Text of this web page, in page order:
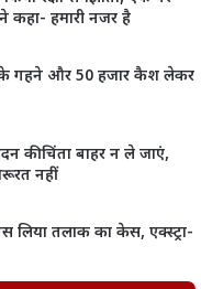
कहा- हमारी नजर है
के गहने और 50 हजार कैश लेकर
की चिंता बाहर न ले जाएं,
नहीं
लिया तलाक का केस, एक्स्ट्रा-